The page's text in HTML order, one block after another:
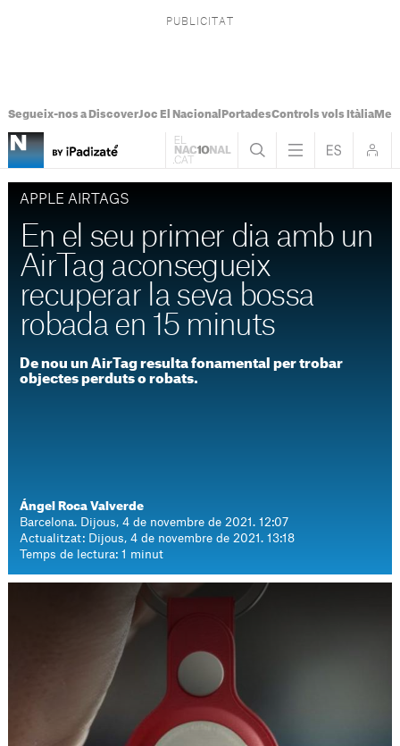
Segueix-nos a DiscoverJoc El Nacional PortadesControls vols Itàlia
APPLE AIRTAGS
En el seu primer dia amb un
AirTag aconsegueix
recuperar la seva bossa
robada en 15 minuts
De nou un AirTag resulta fonamental per trobar
objectes perduts o robats.
Ángel Roca Valverde
Barcelona. Dijous, 4 de novembre de 2021. 12:07
Actualitzat: Dijous, 4 de novembre de 2021. 13:18
Temps de lectura: 1 minut